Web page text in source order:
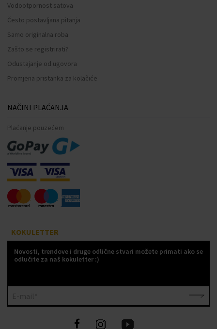
Vodootpornost satova
Često postavljana pitanja
Samo originalna roba
Zašto se registrirati?
Odustajanje od ugovora
Promjena pristanka za kolačiće
NAČINI PLAĆANJA
Plaćanje pouzećem
KOKULETTER
Novosti, trendove i druge odlične stvari možete primati ako se
odlučite za naš kokuletter :)